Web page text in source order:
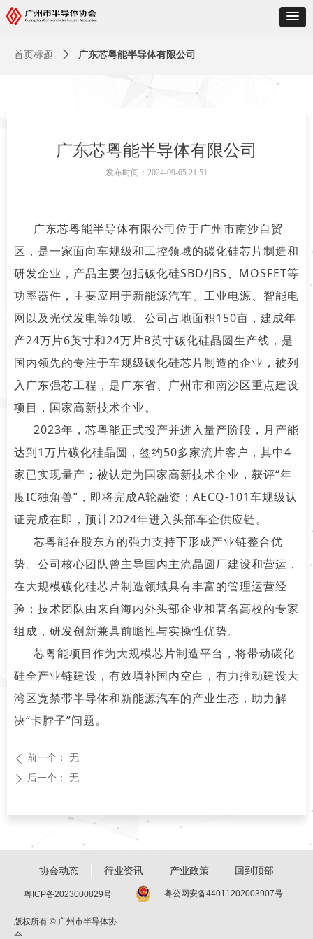
广东芯粤能半导体有限公司
广东芯粤能半导体有限公司位于广州市南沙自贸
区，是一家面向车规级和工控领域的碳化硅芯片制造和
研发企业，产品主要包括碳化硅SBD/JBS、MOSFET等
功率器件，主要应用于新能源汽车、工业电源、智能电
网以及光伏发电等领域。公司占地面积150亩，建成年
产24万片6英寸和24万片8英寸碳化硅晶圆生产线，是
国内领先的专注于车规级碳化硅芯片制造的企业，被列
入广东强芯工程，是广东省、广州市和南沙区重点建设
项目，国家高新技术企业。
2023年，芯粤能正式投产并进入量产阶段，月产能
达到1万片碳化硅晶圆，签约50多家流片客户，其中4
家已实现量产；被认定为国家高新技术企业，获评“年
度IC独角兽”，即将完成A轮融资；AECQ-101车规级认
证完成在即，预计2024年进入头部车企供应链。
芯粤能在股东方的强力支持下形成产业链整合优
势。公司核心团队曾主导国内主流晶圆厂建设和营运，
在大规模碳化硅芯片制造领域具有丰富的管理运营经
验；技术团队由来自海内外头部企业和著名高校的专家
组成，研发创新兼具前瞻性与实操性优势。
芯粤能项目作为大规模芯片制造平台，将带动碳化
硅全产业链建设，有效填补国内空白，有力推动建设大
湾区宽禁带半导体和新能源汽车的产业生态，助力解
决“卡脖子”问题。
ꄴ 前一个： 无
ꄲ 后一个： 无
发布时间： 2024-09-05 21:51
首页标题 ꄲ 广东芯粤能半导体有限公司
协会动态 行业资讯 产业政策 回到顶部
粤ICP备2023000829号
版权所有 © 广州市半导体协
会
粤公网安备44011202003907号